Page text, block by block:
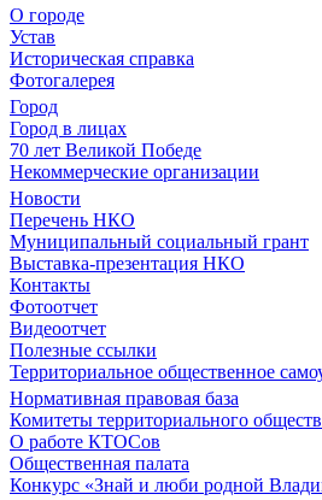
О городе
Устав
Историческая справка
Фотогалерея
Город
Город в лицах
70 лет Великой Победе
Некоммерческие организации
Новости
Перечень НКО
Муниципальный социальный грант
Выставка-презентация НКО
Контакты
Фотоотчет
Видеоотчет
Полезные ссылки
Территориальное общественное
Нормативная правовая база
Комитеты территориального
О работе КТОСов
Общественная палата
Конкурс «Знай и люби родной